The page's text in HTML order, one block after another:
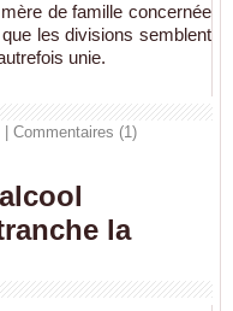
de famille concernée
les divisions semblent
unie.
Commentaires (1)
la